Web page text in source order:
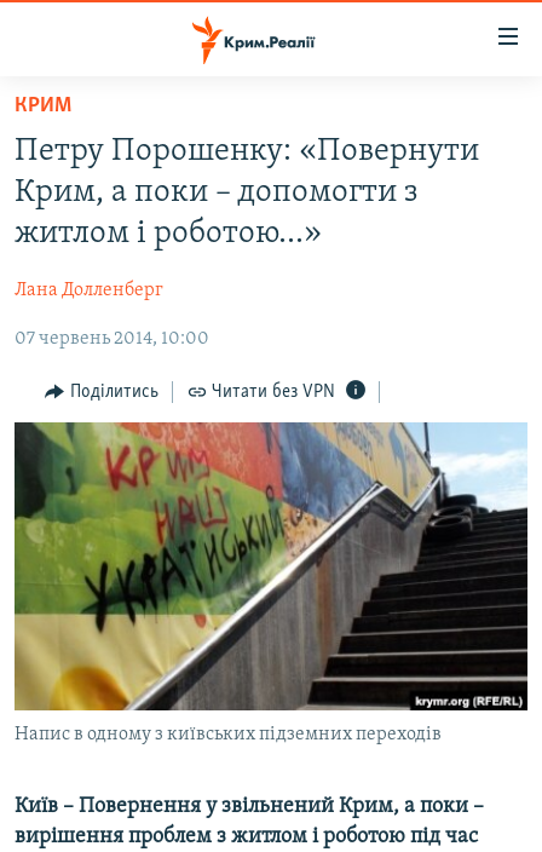
Перейти
основного
матеріалу
Перейти
до
основної
Перейти
пошуку
ВОДА.КРИМ
ВІДЕО ТА ФОТО
БЛОГИ
ПОГЛЯД
ІНТЕРВ'Ю
ВСЕ ЗА ДЕНЬ
СПЕЦПРОЕКТИ
ДЕПОРТАЦІЯ
ВІДЕОУРОКИ «ELIFBE»
СВІДЧЕННЯ ОКУПАЦІЇ
УКРАЇНСЬКА ПРОБЛЕМА КРИМУ
ІНФОГРАФІКА
ЯК ОБІЙТИ БЛОКУВАННЯ
Русский
Qırımtatar
ДОЛУЧАЙСЯ!
Усі сайти RFE/RL
КРИМ
Петру Порошенку: «Повернути
Крим, а поки – допомогти з
житлом і роботою...»
Лана Долленберг
07 червень 2014, 10:00
Поділитись Читати без VPN
Напис в одному з київських підземних переходів
Київ – Повернення у звільнений Крим, а поки –
вирішення проблем з житлом і роботою під час